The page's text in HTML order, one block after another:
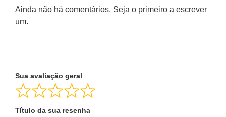
Ainda não há comentários. Seja o primeiro a escrever
um.
Sua avaliação geral
Título da sua resenha